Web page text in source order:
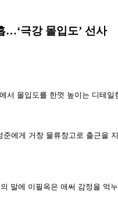
…‘극강 몰입도’ 선사
서 몰입도를 한껏 높이는 디테
에게 거창 물류창고로 출근
말에 이필옥은 애써 감정을